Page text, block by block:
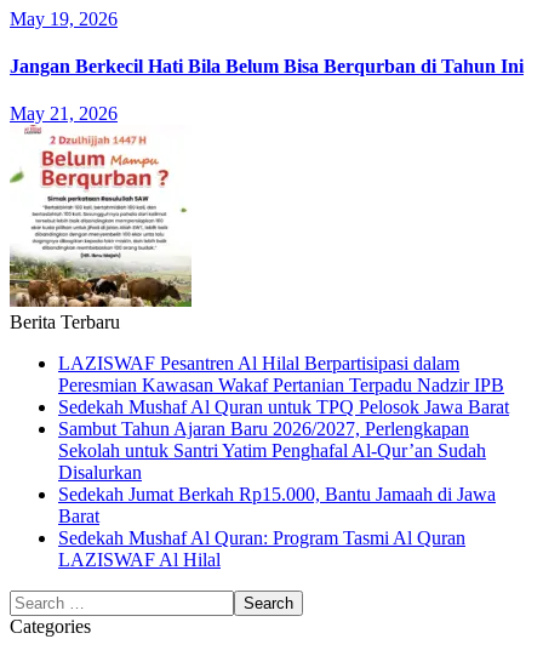
May 19, 2026
Jangan Berkecil Hati Bila Belum Bisa Berqurban di Tahun Ini
May 21, 2026
Berita Terbaru
LAZISWAF Pesantren Al Hilal Berpartisipasi dalam
Peresmian Kawasan Wakaf Pertanian Terpadu Nadzir IPB
Sedekah Mushaf Al Quran untuk TPQ Pelosok Jawa Barat
Sambut Tahun Ajaran Baru 2026/2027, Perlengkapan
Sekolah untuk Santri Yatim Penghafal Al-Qur’an Sudah
Disalurkan
Sedekah Jumat Berkah Rp15.000, Bantu Jamaah di Jawa
Barat
Sedekah Mushaf Al Quran: Program Tasmi Al Quran
LAZISWAF Al Hilal
Categories